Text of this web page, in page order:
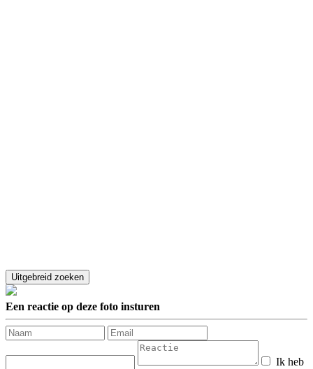
Een reactie op deze foto insturen
Ik heb